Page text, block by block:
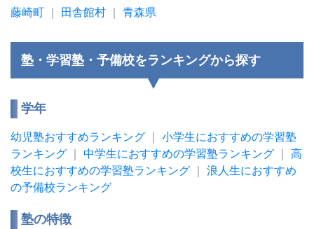
藤崎町 田舎館村 青森県
塾・学習塾・予備校をランキングから探す
学年
幼児塾おすすめランキング
小学生におすすめの学習塾
ランキング
中学生におすすめの学習塾ランキング
高
校生におすすめの学習塾ランキング
浪人生におすすめ
の予備校ランキング
塾の特徴